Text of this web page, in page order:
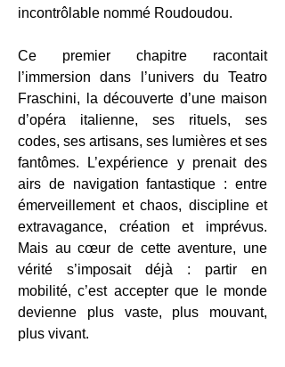
incontrôlable nommé Roudoudou.
Ce premier chapitre racontait
l’immersion dans l’univers du Teatro
Fraschini, la découverte d’une maison
d’opéra italienne, ses rituels, ses
codes, ses artisans, ses lumières et ses
fantômes. L’expérience y prenait des
airs de navigation fantastique : entre
émerveillement et chaos, discipline et
extravagance, création et imprévus.
Mais au cœur de cette aventure, une
vérité s’imposait déjà : partir en
mobilité, c’est accepter que le monde
devienne plus vaste, plus mouvant,
plus vivant.